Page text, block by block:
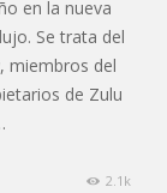
en la nueva
Se trata del
miembros del
de Zulu
2.1k